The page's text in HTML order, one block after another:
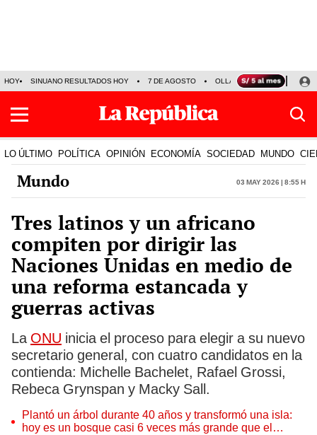
HOY SINUANO RESULTADOS HOY 7 DE AGOSTO OLLANTA HUMALA
LO ÚLTIMO POLÍTICA OPINIÓN ECONOMÍA SOCIEDAD MUNDO
Mundo 03 May 2026 | 8:55 h
Tres latinos y un africano
compiten por dirigir las
Naciones Unidas en medio de
una reforma estancada y
guerras activas
La ONU inicia el proceso para elegir a su nuevo
secretario general, con cuatro candidatos en la
contienda: Michelle Bachelet, Rafael Grossi,
Rebeca Grynspan y Macky Sall.
Plantó un árbol durante 40 años y transformó una isla:
hoy es un bosque casi 6 veces más grande que el